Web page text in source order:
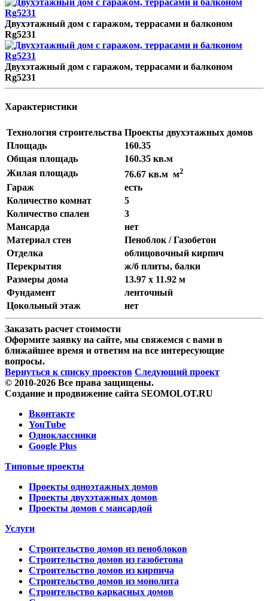
Двухэтажный дом с гаражом, террасами и балконом
Rg5231
Двухэтажный дом с гаражом, террасами и балконом
Rg5231
Характеристики
Технология строительства Проекты двухэтажных домов
Площадь
160.35
Общая площадь
160.35 кв.м
Жилая площадь
76.67 кв.м м2
Гараж
есть
Количество комнат
5
Количество спален
3
Мансарда
нет
Материал стен
Пеноблок / Газобетон
Отделка
облицовочный кирпич
Перекрытия
ж/б плиты, балки
Размеры дома
13.97 x 11.92 м
Фундамент
ленточный
Цокольный этаж
нет
Заказать расчет стоимости
Оформите заявку на сайте, мы свяжемся с вами в
ближайшее время и ответим на все интересующие
вопросы.
Вернуться к списку проектов Следующий проект
© 2010-2026 Все права защищены.
Создание и продвижение сайта SEOMOLOT.RU
Вконтакте
YouTube
Одноклассники
Google Plus
Типовые проекты
Проекты одноэтажных домов
Проекты двухэтажных домов
Проекты домов с мансардой
Услуги
Строительство домов из пеноблоков
Строительство домов из газобетона
Строительство домов из кирпича
Строительство домов из монолита
Строительство каркасных домов